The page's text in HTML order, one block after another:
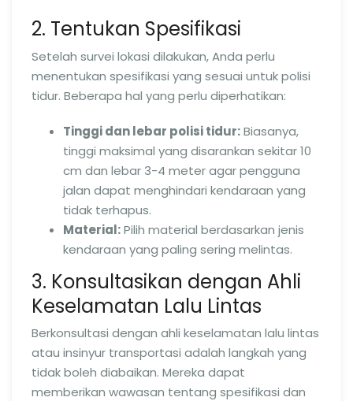
2. Tentukan Spesifikasi
Setelah survei lokasi dilakukan, Anda perlu
menentukan spesifikasi yang sesuai untuk polisi
tidur. Beberapa hal yang perlu diperhatikan:
Tinggi dan lebar polisi tidur:Biasanya,
tinggi maksimal yang disarankan sekitar 10
cm dan lebar 3-4 meter agar pengguna
jalan dapat menghindari kendaraan yang
tidak terhapus.
Material:Pilih material berdasarkan jenis
kendaraan yang paling sering melintas.
3. Konsultasikan dengan Ahli
Keselamatan Lalu Lintas
Berkonsultasi dengan ahli keselamatan lalu lintas
atau insinyur transportasi adalah langkah yang
tidak boleh diabaikan. Mereka dapat
memberikan wawasan tentang spesifikasi dan